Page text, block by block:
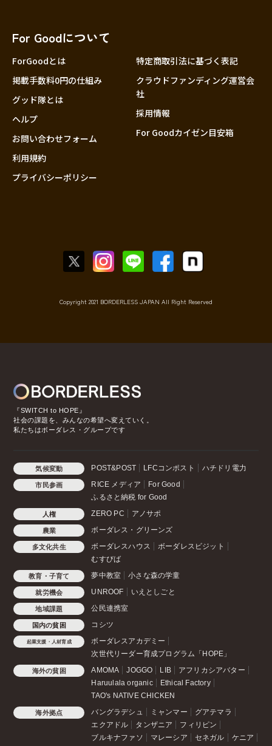
大分
For Goodについて
ForGoodとは
掲載手数料0円の仕組み
グッド隊とは
ヘルプ
お問い合わせフォーム
利用規約
プライバシーポリシー
特定商取引法に基づく表記
クラウドファンディング運営会
社
採用情報
For Goodカイゼン目安箱
Copyright 2021 BORDERLESS JAPAN All Right Reserved
『SWITCH to HOPE』
社会の課題を、みんなの希望へ変えていく。
私たちはボーダレス・グループです
気候変動 POST&POST LFCコンポスト ハチドリ電力
市民参画 RICE メディア
For Good
ふるさと納税 for Good
人権 ZERO PC アノサポ
農業 ボーダレス・グリーンズ
多文化共生 ボーダレスハウス
ボーダレスビジット
むすびば
教育・子育て 夢中教室 小さな森の学童
就労機会 UNROOF いえとしごと
地域課題 公民連携室
国内の貧困 コシツ
起業支援・人材育成
ボーダレスアカデミー
次世代リーダー育成プログラム「HOPE」
海外の貧困 AMOMA JOGGO LIB
アフリカシアバター
Haruulala organic
Ethical Factory
TAO's NATIVE CHICKEN
海外拠点 バングラデシュ ミャンマー
グアテマラ
エクアドル
タンザニア
フィリピン
ブルキナファソ
マレーシア セネガル ケニア